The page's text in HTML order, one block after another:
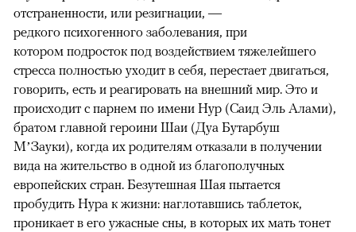
отстраненности, или резигнации, —
редкого психогенного заболевания, при
котором подросток под воздействием тяжелейшего
стресса полностью уходит в себя, перестает двигаться,
говорить, есть и реагировать на внешний мир. Это и
происходит с парнем по имени Нур (Саид Эль Алами),
братом главной героини Шаи (Дуа Бутарбуш
М’Зауки), когда их родителям отказали в получении
вида на жительство в одной из благополучных
европейских стран. Безутешная Шая пытается
пробудить Нура к жизни: наглотавшись таблеток,
проникает в его ужасные сны, в которых их мать тонет